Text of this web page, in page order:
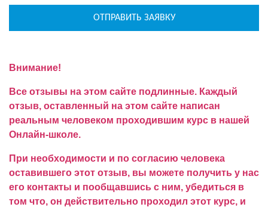
Внимание!
Все отзывы на этом сайте подлинные. Каждый
отзыв, оставленный на этом сайте написан
реальным человеком проходившим курс в нашей
Онлайн-школе.
При необходимости и по согласию человека
оставившего этот отзыв, вы можете получить у нас
его контакты и пообщавшись с ним, убедиться в
том что, он действительно проходил этот курс, и